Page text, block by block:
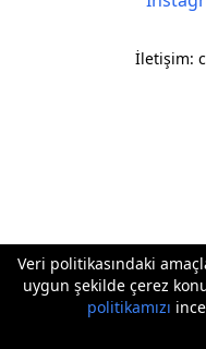
Veri politikasındaki
uygun şekilde çerez
politikamızı
İletişim: